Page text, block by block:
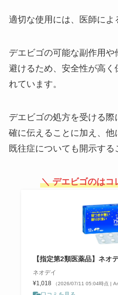
てる？
される
円で買
の？
で売っ
適切な使用には、医師によ
デエビゴの可能な副作用や
避けるため、安全性が高く
れています。
デエビゴの処方を受ける
確に伝えることに加え、他
既往症についても開示する
＼ デエビゴのはコ
【指定第2類医薬品】ネオ
ネオデイ
¥1,018
（2026/07/11 05:04時点 |